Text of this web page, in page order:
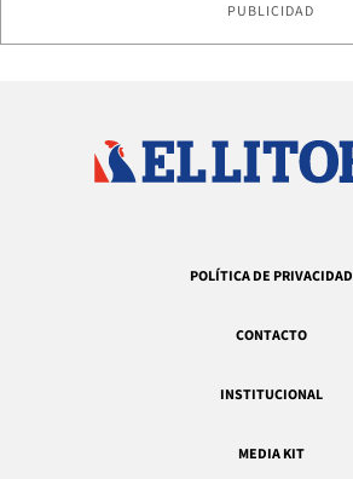
PUBLICIDAD
POLÍTICA DE PRIVACIDAD
CONTACTO
INSTITUCIONAL
MEDIA KIT